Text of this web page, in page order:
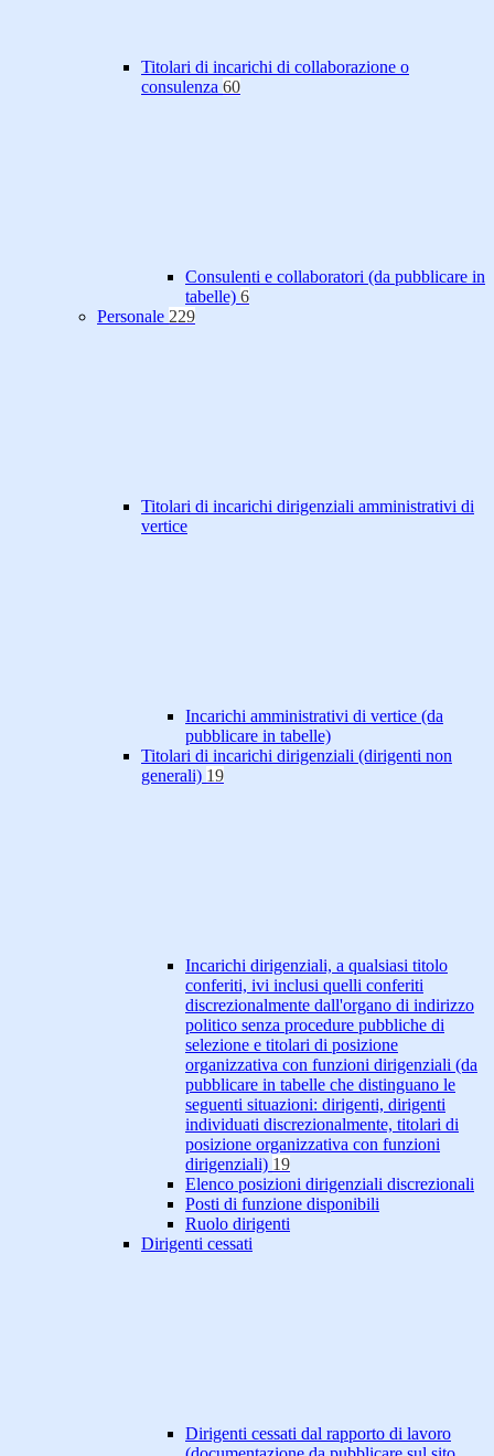
Titolari di incarichi di collaborazione o
consulenza 60
Consulenti e collaboratori (da pubblicare in
tabelle) 6
Personale 229
Titolari di incarichi dirigenziali amministrativi di
vertice
Incarichi amministrativi di vertice (da
pubblicare in tabelle)
Titolari di incarichi dirigenziali (dirigenti non
generali) 19
Incarichi dirigenziali, a qualsiasi titolo
conferiti, ivi inclusi quelli conferiti
discrezionalmente dall'organo di indirizzo
politico senza procedure pubbliche di
selezione e titolari di posizione
organizzativa con funzioni dirigenziali (da
pubblicare in tabelle che distinguano le
seguenti situazioni: dirigenti, dirigenti
individuati discrezionalmente, titolari di
posizione organizzativa con funzioni
dirigenziali) 19
Elenco posizioni dirigenziali discrezionali
Posti di funzione disponibili
Ruolo dirigenti
Dirigenti cessati
Dirigenti cessati dal rapporto di lavoro